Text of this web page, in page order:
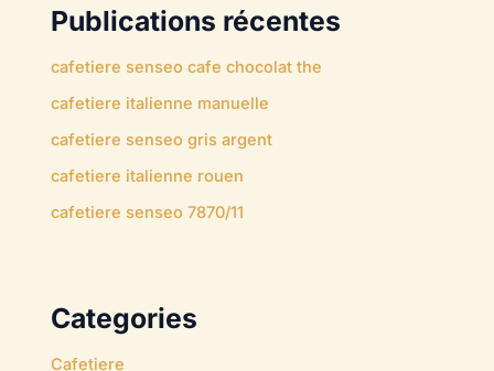
Publications récentes
cafetiere senseo cafe chocolat the
cafetiere italienne manuelle
cafetiere senseo gris argent
cafetiere italienne rouen
cafetiere senseo 7870/11
Categories
Cafetiere